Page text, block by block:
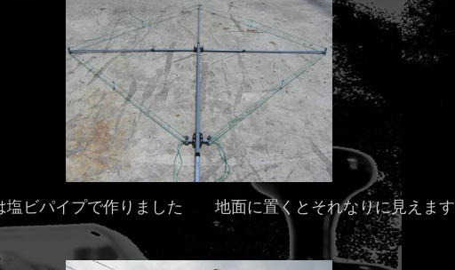
塩ビパイプで作りました 地面に置くとそれなりに見えます